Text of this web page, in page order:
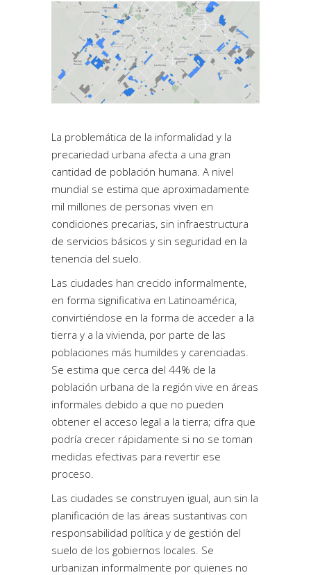
La problemática de la informalidad y la
precariedad urbana afecta a una gran
cantidad de población humana. A nivel
mundial se estima que aproximadamente
mil millones de personas viven en
condiciones precarias, sin infraestructura
de servicios básicos y sin seguridad en la
tenencia del suelo.
Las ciudades han crecido informalmente,
en forma significativa en Latinoamérica,
convirtiéndose en la forma de acceder a la
tierra y a la vivienda, por parte de las
poblaciones más humildes y carenciadas.
Se estima que cerca del 44% de la
población urbana de la región vive en áreas
informales debido a que no pueden
obtener el acceso legal a la tierra; cifra que
podría crecer rápidamente si no se toman
medidas efectivas para revertir ese
proceso.
Las ciudades se construyen igual, aun sin la
planificación de las áreas sustantivas con
responsabilidad política y de gestión del
suelo de los gobiernos locales. Se
urbanizan informalmente por quienes no